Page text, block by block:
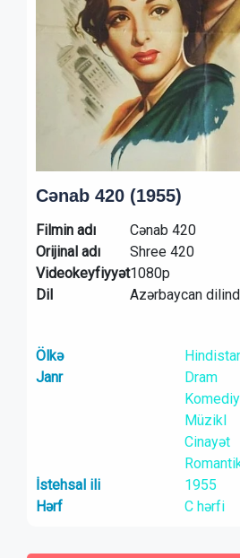
Cənab 420 (1955)
Filmin adı
Cənab 420
Orijinal adı
Shree 420
Videokeyfiyyət1080p
Dil
Azərbaycan
Ölkə
Janr
Dram
Müzikl
Cinayət
İstehsal ili
1955
Hərf
C hərfi